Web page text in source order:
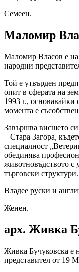
Семеен.
Маломир
Маломир Власов е на
народни
Той е утвърден
опит в сферата на
1993 г., основавайки
момента е
Завършва висшето
– Стара Загора,
специалност
обединява
животновъдството с
търговски структури.
Владее руски и
Женен.
арх. Живка
Живка Бучуковска е
представител от 19